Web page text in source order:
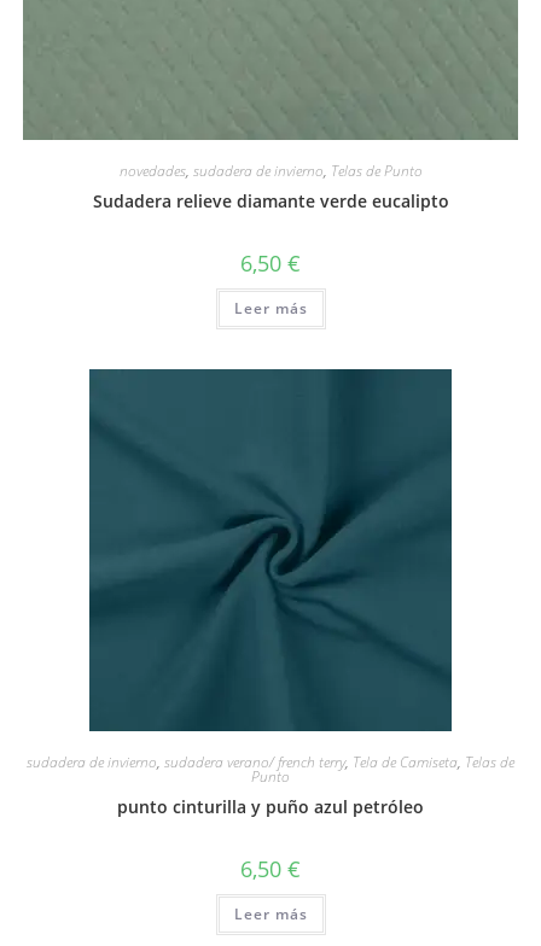
novedades, sudadera de invierno, Telas de Punto
Sudadera relieve diamante verde eucalipto
6,50 €
Leer más
sudadera de invierno, sudadera verano/ french terry, Tela de Camiseta, Telas de
Punto
punto cinturilla y puño azul petróleo
6,50 €
Leer más